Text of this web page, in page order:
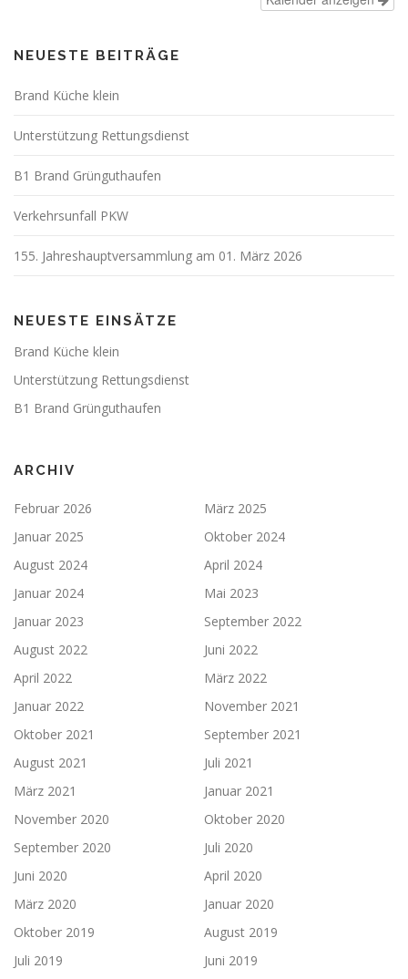
NEUESTE BEITRÄGE
Brand Küche klein
Unterstützung Rettungsdienst
B1 Brand Grünguthaufen
Verkehrsunfall PKW
155. Jahreshauptversammlung am 01. März 2026
NEUESTE EINSÄTZE
Brand Küche klein
Unterstützung Rettungsdienst
B1 Brand Grünguthaufen
ARCHIV
Februar 2026
März 2025
Januar 2025
Oktober 2024
August 2024
April 2024
Januar 2024
Mai 2023
Januar 2023
September 2022
August 2022
Juni 2022
April 2022
März 2022
Januar 2022
November 2021
Oktober 2021
September 2021
August 2021
Juli 2021
März 2021
Januar 2021
November 2020
Oktober 2020
September 2020
Juli 2020
Juni 2020
April 2020
März 2020
Januar 2020
Oktober 2019
August 2019
Juli 2019
Juni 2019